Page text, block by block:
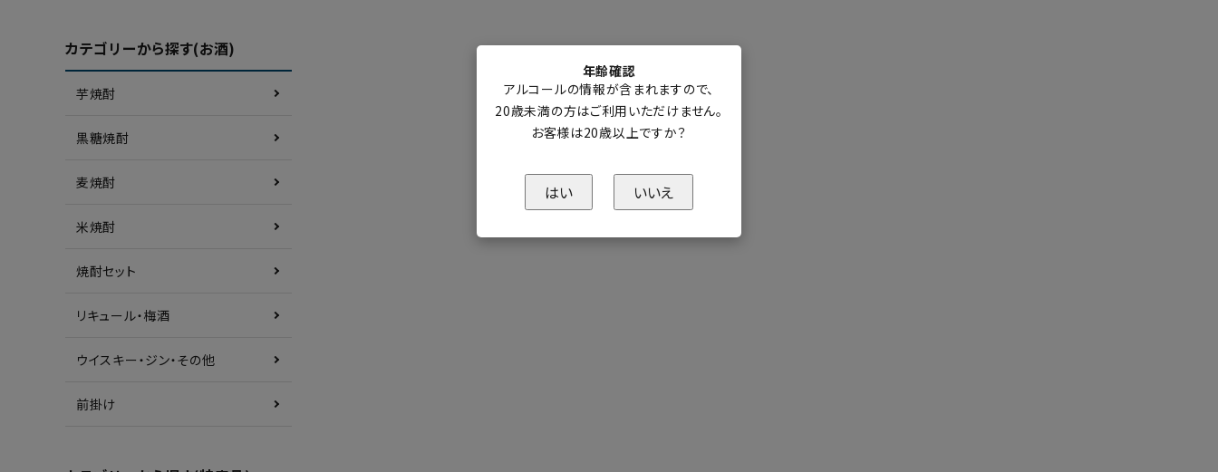
年齢確認
アルコールの情報が含まれますので、
20歳未満の方はご利用いただけません。
お客様は20歳以上ですか？
はい いいえ
カテゴリーから探す(お酒)
芋焼酎
黒糖焼酎
麦焼酎
米焼酎
焼酎セット
リキュール・梅酒
ウイスキー・ジン・その他
前掛け